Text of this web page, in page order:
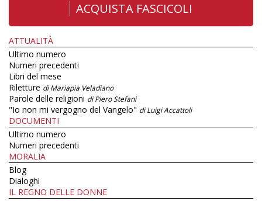
ACQUISTA FASCICOLI
ATTUALITÀ
Ultimo numero
Numeri precedenti
Libri del mese
Riletture di Mariapia Veladiano
Parole delle religioni di Piero Stefani
"Io non mi vergogno del Vangelo" di Luigi Accattoli
DOCUMENTI
Ultimo numero
Numeri precedenti
MORALIA
Blog
Dialoghi
IL REGNO DELLE DONNE